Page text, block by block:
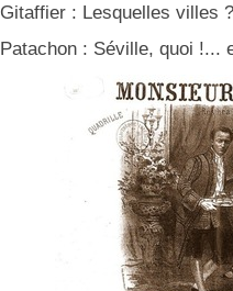
Gitaffier : Lesquelles villes
Patachon : Séville, quoi !...